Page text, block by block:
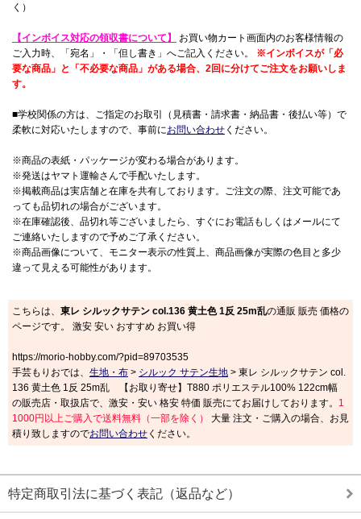
く）
【インボイス対応の領収書について】
お買い物カート画面内のお客様情報の
ご入力時、「宛名」・「但し書き」へご記入ください。 ※インボイスが「必
要な商品」と「不必要な商品」がある場合、2回に分けてご注文をお願いしま
す。
■学校関係の方は、ご指定のお取引（見積書・請求書・納品書・後払い等）で
柔軟に対応いたしますので、事前にお問い合わせ ください。
※商品の表紙・パッケージが変わる場合があります。
※発送はヤマト運輸さんで手配いたします。
※掲載商品は実店舗と在庫を共有しております。ご注文の際、注文可能であ
っても品切れの場合がございます。
※在庫確認後、品切れ等ございましたら、すぐにお電話もしくはメールにて
ご連絡いたしますので予めご了承ください。
※商品画像について、モニター表示の性質上、商品画像が実際の色目と多少
違って見える可能性があります。
こちらは、 東レ シルックサテン col.136 黄土色 1反 25m乱の通販 販売 価格の
ページです。 激安 安い おすすめ お買い得
https://morio-hobby.com/?pid=89703535
手芸もりおでは、 生地・布 > シルック サテン生地 > 東レ シルックサテン col.
136 黄土色 1反 25m乱 【お取り寄せ】T880 ポリエステル100% 122cm幅
の販売店・取扱店で、激安・安い 格安 特価 販売にてお届けしております。 1
1000円以上ご購入で送料無料（一部を除く）
大量 注文・ご購入の場合、お見
積り致しますのでお問い合わせ ください。
特定商取引法に基づく表記（返品など）